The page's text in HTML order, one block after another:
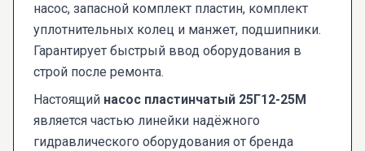
насос, запасной комплект пластин, комплект
уплотнительных колец и манжет, подшипники.
Гарантирует быстрый ввод оборудования в
строй после ремонта.
Настоящий насос пластинчатый 25Г12-25М
является частью линейки надёжного
гидравлического оборудования от бренда